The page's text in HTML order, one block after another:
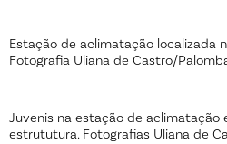
Estação de aclimatação localizada
Fotografia Uliana de Castro/
Juvenis na estação de aclimatação
estrututura. Fotografias Uliana de